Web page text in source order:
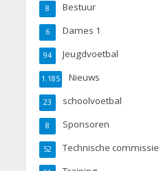
Bestuur
8
Dames 1
6
Jeugdvoetbal
94
Nieuws
1.185
schoolvoetbal
23
Sponsoren
8
Technische commissie
52